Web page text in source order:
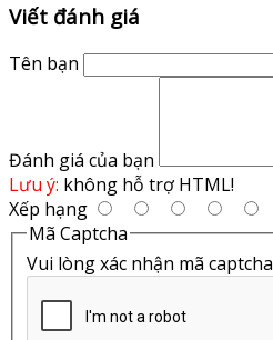
Viết đánh giá
Tên bạn
Đánh giá của bạn
Lưu ý: không hỗ trợ HTML!
Xếp hạng
Mã Captcha
Vui lòng xác nhận mã captcha